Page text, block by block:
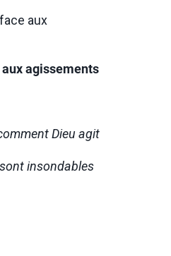
aux
agissements
Dieu agit
insondables